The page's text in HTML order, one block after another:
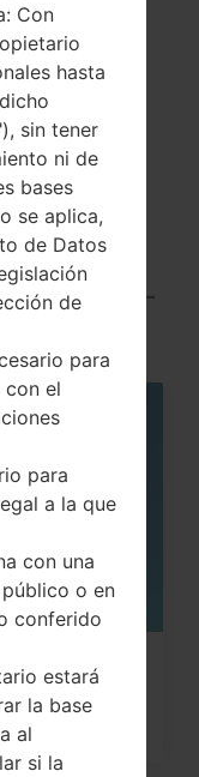
SGH-
de fábrica
Con
hasta
sin tener
ni de
bases
se aplica,
de Datos
de
para
con el
para
a la que
con una
o en
conferido
estará
la base
al
si la